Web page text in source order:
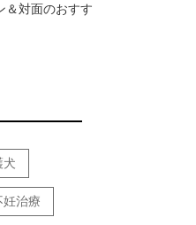
対面のおすす
犬
妊治療